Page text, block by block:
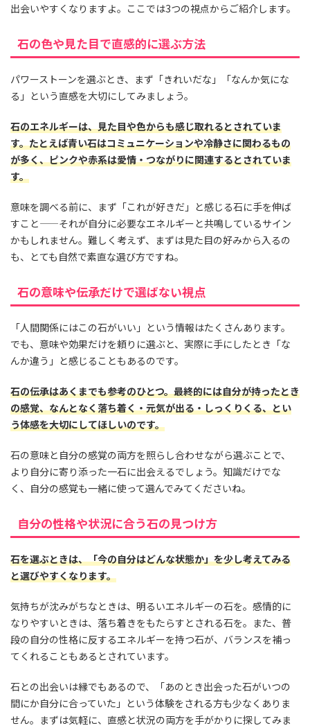
出会いやすくなりますよ。ここでは3つの視点からご紹介します。
石の色や見た目で直感的に選ぶ方法
パワーストーンを選ぶとき、まず「きれいだな」「なんか気にな
る」という直感を大切にしてみましょう。
石のエネルギーは、見た目や色からも感じ取れるとされていま
す。たとえば青い石はコミュニケーションや冷静さに関わるもの
が多く、ピンクや赤系は愛情・つながりに関連するとされていま
す。
意味を調べる前に、まず「これが好きだ」と感じる石に手を伸ば
すこと——それが自分に必要なエネルギーと共鳴しているサイン
かもしれません。難しく考えず、まずは見た目の好みから入るの
も、とても自然で素直な選び方ですね。
石の意味や伝承だけで選ばない視点
「人間関係にはこの石がいい」という情報はたくさんあります。
でも、意味や効果だけを頼りに選ぶと、実際に手にしたとき「な
んか違う」と感じることもあるのです。
石の伝承はあくまでも参考のひとつ。最終的には自分が持ったとき
の感覚、なんとなく落ち着く・元気が出る・しっくりくる、とい
う体感を大切にしてほしいのです。
石の意味と自分の感覚の両方を照らし合わせながら選ぶことで、
より自分に寄り添った一石に出会えるでしょう。知識だけでな
く、自分の感覚も一緒に使って選んでみてくださいね。
自分の性格や状況に合う石の見つけ方
石を選ぶときは、「今の自分はどんな状態か」を少し考えてみる
と選びやすくなります。
気持ちが沈みがちなときは、明るいエネルギーの石を。感情的に
なりやすいときは、落ち着きをもたらすとされる石を。また、普
段の自分の性格に反するエネルギーを持つ石が、バランスを補っ
てくれることもあるとされています。
石との出会いは縁でもあるので、「あのとき出会った石がいつの
間にか自分に合っていた」という体験をされる方も少なくありま
せん。まずは気軽に、直感と状況の両方を手がかりに探してみま